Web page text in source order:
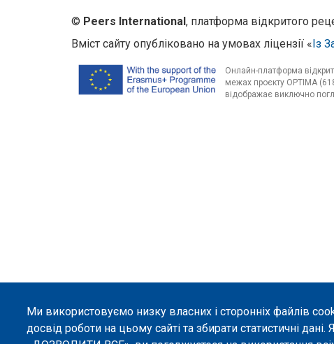
Ми використовуємо низку власних і сторонніх файлів
досвід роботи на цьому сайті та збирати статистичні
© Peers International, платформа відкритого
Вміст сайту опубліковано на умовах ліцензії «Із
Онлайн-платформа
межах проєкту OPTIMA
відображає виключно